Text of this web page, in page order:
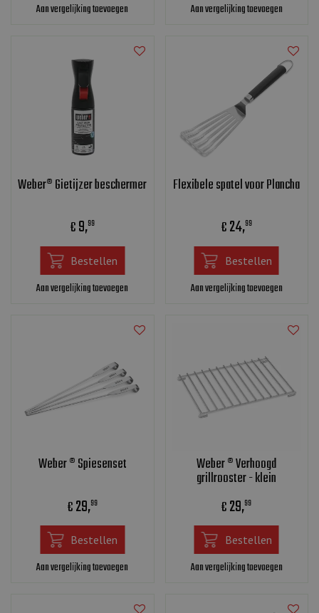
Aan vergelijking toevoegen Aan vergelijking toevoegen
Weber® Gietijzer beschermer
€9,99
Bestellen
Aan vergelijking toevoegen
Flexibele spatel voor Plancha
€24,99
Bestellen
Aan vergelijking toevoegen
Weber ® Spiesenset
€29,99
Bestellen
Aan vergelijking toevoegen
Weber ® Verhoogd
grillrooster - klein
€29,99
Bestellen
Aan vergelijking toevoegen